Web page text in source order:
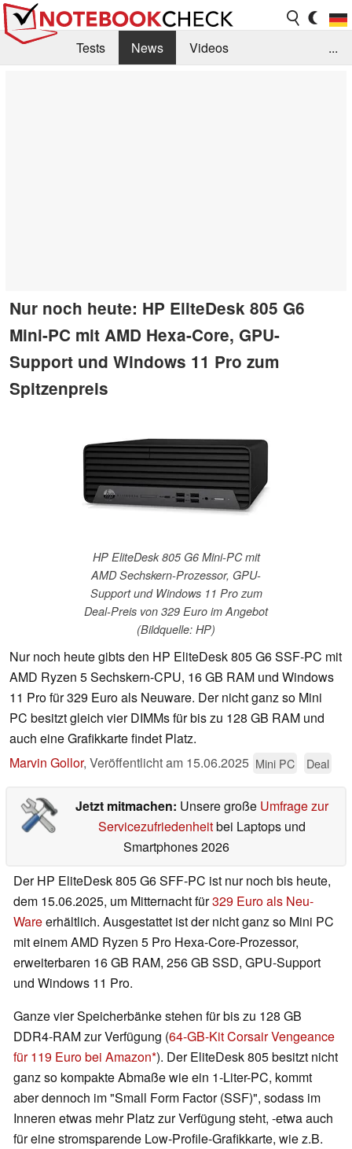
Tests News
Videos
...
Nur noch heute: HP EliteDesk 805 G6
Mini-PC mit AMD Hexa-Core, GPU-
Support und Windows 11 Pro zum
Spitzenpreis
HP EliteDesk 805 G6 Mini-PC mit
AMD Sechskern-Prozessor, GPU-
Support und Windows 11 Pro zum
Deal-Preis von 329 Euro im Angebot
(Bildquelle: HP)
Nur noch heute gibts den HP EliteDesk 805 G6 SSF-PC mit
AMD Ryzen 5 Sechskern-CPU, 16 GB RAM und Windows
11 Pro für 329 Euro als Neuware. Der nicht ganz so Mini
PC besitzt gleich vier DIMMs für bis zu 128 GB RAM und
auch eine Grafikkarte findet Platz.
Marvin Gollor, Veröffentlicht am 15.06.2025 Mini PC Deal
Jetzt mitmachen: Unsere große Umfrage zur
Servicezufriedenheitbei Laptops und
Smartphones 2026
Der HP EliteDesk 805 G6 SFF-PC ist nur noch bis heute,
dem 15.06.2025, um Mitternacht für329 Euro als Neu-
Wareerhältlich. Ausgestattet ist der nicht ganz so Mini PC
mit einem AMD Ryzen 5 Pro Hexa-Core-Prozessor,
erweiterbaren 16 GB RAM, 256 GB SSD, GPU-Support
und Windows 11 Pro.
Ganze vier Speicherbänke stehen für bis zu 128 GB
DDR4-RAM zur Verfügung (64-GB-Kit Corsair Vengeance
für 119 Euro bei Amazon ). Der EliteDesk 805 besitzt nicht
ganz so kompakte Abmaße wie ein 1-Liter-PC, kommt
aber dennoch im "Small Form Factor (SSF)", sodass im
Inneren etwas mehr Platz zur Verfügung steht, -etwa auch
für eine stromsparende Low-Profile-Grafikkarte, wie z.B.